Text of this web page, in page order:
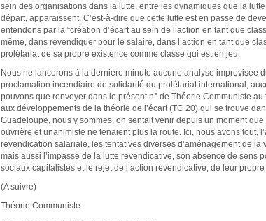
sein des organisations dans la lutte, entre les dynamiques que la
départ, apparaissent. C’est-à-dire que cette lutte est en passe de
entendons par la “création d’écart au sein de l’action en tant que
même, dans revendiquer pour le salaire, dans l’action en tant que
prolétariat de sa propre existence comme classe qui est en jeu.
Nous ne lancerons à la dernière minute aucune analyse improvisée
proclamation incendiaire de solidarité du prolétariat international,
pouvons que renvoyer dans le présent n° de Théorie Communiste
aux développements de la théorie de l’écart (TC 20) qui se trouve
Guadeloupe, nous y sommes, on sentait venir depuis un moment
ouvrière et unanimiste ne tenaient plus la route. Ici, nous avons tout,
revendication salariale, les tentatives diverses d’aménagement de
mais aussi l’impasse de la lutte revendicative, son absence de sens
sociaux capitalistes et le rejet de l’action revendicative, de leur
(A suivre)
Théorie Communiste